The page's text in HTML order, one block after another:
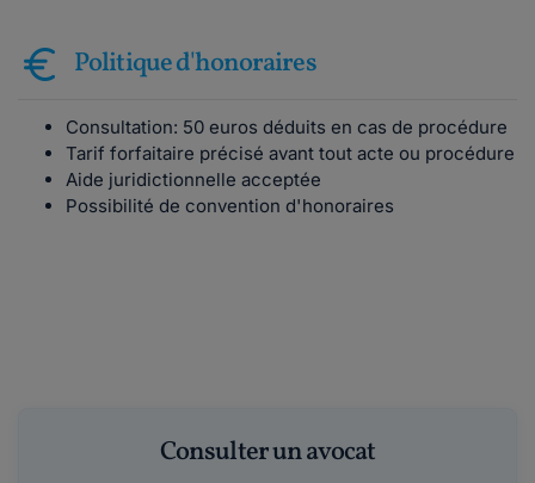
Politique d'honoraires
Consultation: 50 euros déduits en cas de procédure
Tarif forfaitaire précisé avant tout acte ou procédure
Aide juridictionnelle acceptée
Possibilité de convention d'honoraires
Consulter un avocat